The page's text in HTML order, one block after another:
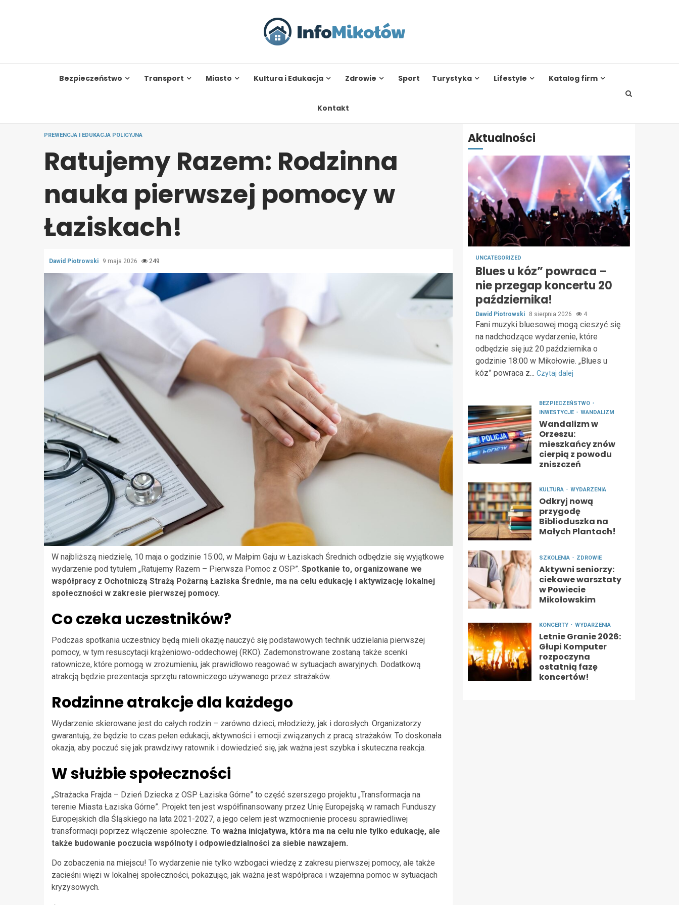
Bezpieczeństwo Transport Miasto Kultura i Edukacja Zdrowie Sport Turystyka Lifestyle Katalog firm
Kontakt
PREWENCJA I EDUKACJA POLICYJNA
Ratujemy Razem: Rodzinna
nauka pierwszej pomocy w
Łaziskach!
Dawid Piotrowski 9 maja 2026 249
W najbliższą niedzielę, 10 maja o godzinie 15:00, w Małpim Gaju w Łaziskach Średnich odbędzie się wyjątkowe
wydarzenie pod tytułem „Ratujemy Razem – Pierwsza Pomoc z OSP”. Spotkanie to, organizowane we
współpracy z Ochotniczą Strażą Pożarną Łaziska Średnie, ma na celu edukację i aktywizację lokalnej
społeczności w zakresie pierwszej pomocy.
Co czeka uczestników?
Podczas spotkania uczestnicy będą mieli okazję nauczyć się podstawowych technik udzielania pierwszej
pomocy, w tym resuscytacji krążeniowo-oddechowej (RKO). Zademonstrowane zostaną także scenki
ratownicze, które pomogą w zrozumieniu, jak prawidłowo reagować w sytuacjach awaryjnych. Dodatkową
atrakcją będzie prezentacja sprzętu ratowniczego używanego przez strażaków.
Rodzinne atrakcje dla każdego
Wydarzenie skierowane jest do całych rodzin – zarówno dzieci, młodzieży, jak i dorosłych. Organizatorzy
gwarantują, że będzie to czas pełen edukacji, aktywności i emocji związanych z pracą strażaków. To doskonała
okazja, aby poczuć się jak prawdziwy ratownik i dowiedzieć się, jak ważna jest szybka i skuteczna reakcja.
W służbie społeczności
„Strażacka Frajda – Dzień Dziecka z OSP Łaziska Górne” to część szerszego projektu „Transformacja na
terenie Miasta Łaziska Górne”. Projekt ten jest współfinansowany przez Unię Europejską w ramach Funduszy
Europejskich dla Śląskiego na lata 2021-2027, a jego celem jest wzmocnienie procesu sprawiedliwej
transformacji poprzez włączenie społeczne. To ważna inicjatywa, która ma na celu nie tylko edukację, ale
także budowanie poczucia wspólnoty i odpowiedzialności za siebie nawzajem.
Do zobaczenia na miejscu! To wydarzenie nie tylko wzbogaci wiedzę z zakresu pierwszej pomocy, ale także
zacieśni więzi w lokalnej społeczności, pokazując, jak ważna jest współpraca i wzajemna pomoc w sytuacjach
kryzysowych.
Aktualności
UNCATEGORIZED
Blues u kóz” powraca –
nie przegap koncertu 20
października!
Dawid Piotrowski 8 sierpnia 2026 4
Fani muzyki bluesowej mogą cieszyć się
na nadchodzące wydarzenie, które
odbędzie się już 20 października o
godzinie 18:00 w Mikołowie. „Blues u
kóz” powraca z... Czytaj dalej
BEZPIECZEŃSTWO
INWESTYCJE
WANDALIZM
Wandalizm w
Orzeszu:
mieszkańcy znów
cierpią z powodu
zniszczeń
KULTURA WYDARZENIA
Odkryj nową
przygodę
Biblioduszka na
Małych Plantach!
SZKOLENIA ZDROWIE
Aktywni seniorzy:
ciekawe warsztaty
w Powiecie
Mikołowskim
KONCERTY WYDARZENIA
Letnie Granie 2026:
Głupi Komputer
rozpoczyna
ostatnią fazę
koncertów!